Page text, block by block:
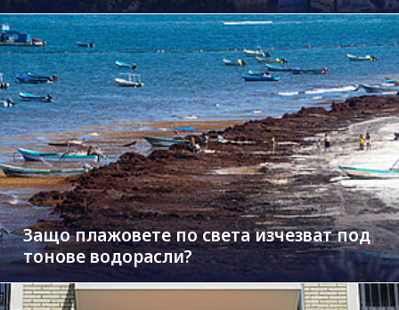
Защо плажовете по света изчезват под
тонове водорасли?